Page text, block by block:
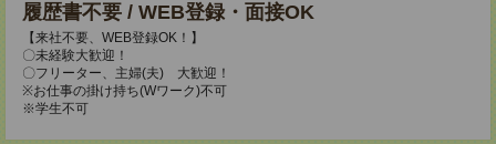
履歴書不要 / WEB登録・面接OK
【来社不要、WEB登録OK！】
〇未経験大歓迎！
〇フリーター、主婦(夫) 大歓迎！
※お仕事の掛け持ち(Wワーク)不可
※学生不可